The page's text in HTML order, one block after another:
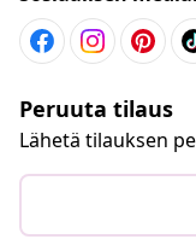
Peruuta tilaus
Lähetä tilauksen